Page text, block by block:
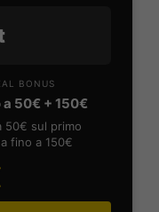
BONUS
50€ + 150€
50€ sul primo
fino a 150€